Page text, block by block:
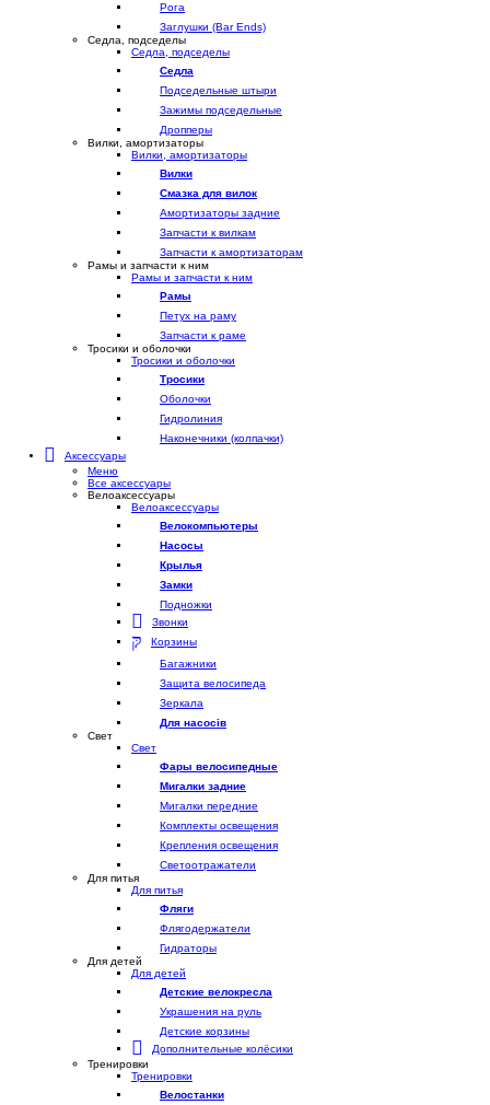
Рога
Заглушки (Bar Ends)
Седла, подседелы
Седла, подседелы
Седла
Подседельные штыри
Зажимы подседельные
Дропперы
Вилки, амортизаторы
Вилки, амортизаторы
Вилки
Смазка для вилок
Амортизаторы задние
Запчасти к вилкам
Запчасти к амортизаторам
Рамы и запчасти к ним
Рамы и запчасти к ним
Рамы
Петух на раму
Запчасти к раме
Тросики и оболочки
Тросики и оболочки
Тросики
Оболочки
Гидролиния
Наконечники (колпачки)
Аксессуары
Меню
Все аксессуары
Велоаксессуары
Велоаксессуары
Велокомпьютеры
Насосы
Крылья
Замки
Подножки
Звонки
Корзины
Багажники
Защита велосипеда
Зеркала
Для насосів
Свет
Свет
Фары велосипедные
Мигалки задние
Мигалки передние
Комплекты освещения
Крепления освещения
Светоотражатели
Для питья
Для питья
Фляги
Флягодержатели
Гидраторы
Для детей
Для детей
Детские велокресла
Украшения на руль
Детские корзины
Дополнительные колёсики
Тренировки
Тренировки
Велостанки